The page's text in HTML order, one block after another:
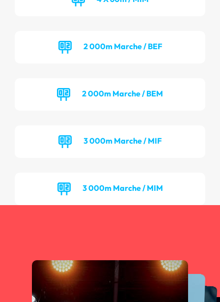
2 000m Marche / BEF
2 000m Marche / BEM
3 000m Marche / MIF
3 000m Marche / MIM